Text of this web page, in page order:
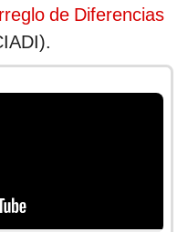
de Diferencias